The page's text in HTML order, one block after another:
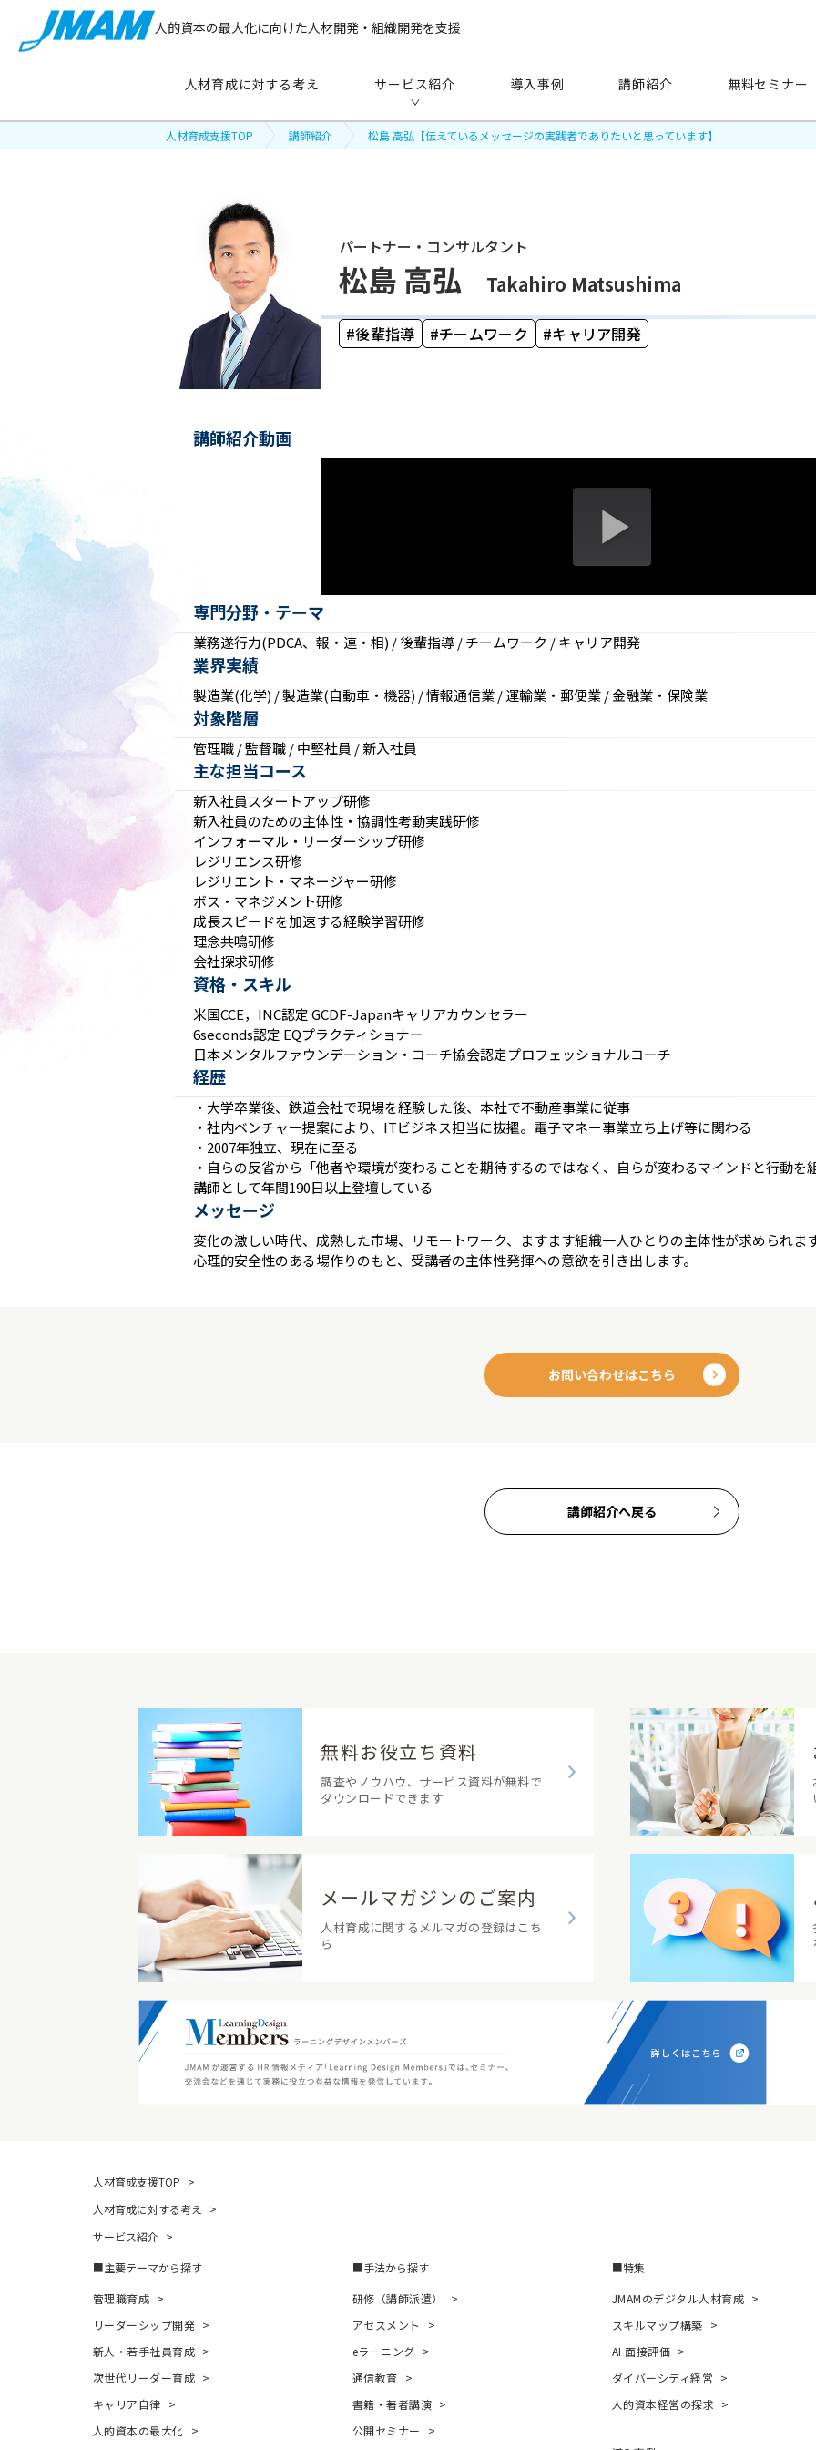
人的資本の最大化に向けた人材開発・組織開発を支援
人材育成に対する考え サービス紹介
から探す
リーダーシップ開発
新人・若手社員育成
手法から探す
研修（講師派遣）
アセスメント
公開セミナー
越境学習
導入事例 講師紹介 無料セミナー
人材育成支援TOP 講師紹介 松島 高弘【伝えているメッセージの実践者でありたいと思っています】
パートナー・コンサルタント
松島 高弘 Takahiro Matsushima
後輩指導 チームワーク キャリア開発
講師紹介動画
専門分野・テーマ
業務遂行力(PDCA、報・連・相) / 後輩指導 / チームワーク / キャリア開発
業界実績
製造業(化学) / 製造業(自動車・機器) / 情報通信業 / 運輸業・郵便業 / 金融業・保険業
対象階層
管理職 / 監督職 / 中堅社員 / 新入社員
主な担当コース
新入社員スタートアップ研修
新入社員のための主体性・協調性考動実践研修
インフォーマル・リーダーシップ研修
レジリエンス研修
レジリエント・マネージャー研修
ボス・マネジメント研修
成長スピードを加速する経験学習研修
理念共鳴研修
会社探求研修
資格・スキル
米国CCE，INC認定 GCDF-Japanキャリアカウンセラー
6seconds認定 EQプラクティショナー
日本メンタルファウンデーション・コーチ協会認定プロフェッショナルコーチ
経歴
・大学卒業後、鉄道会社で現場を経験した後、本社で不動産事業に従事
・社内ベンチャー提案により、ITビジネス担当に抜擢。電子マネー事業立ち上げ等に関わる
・2007年独立、現在に至る
・自らの反省から「他者や環境が変わることを期待するのではなく、自らが変わるマインドと行動
講師として年間190日以上登壇している
メッセージ
変化の激しい時代、成熟した市場、リモートワーク、ますます組織一人ひとりの主体性が求められま
心理的安全性のある場作りのもと、受講者の主体性発揮への意欲を引き出します。
お問い合わせはこちら
講師紹介へ戻る
無料お役立ち資料
調査やノウハウ、サービス資料が無料で
ダウンロードできます
メールマガジンのご案内
人材育成に関するメルマガの登録はこち
ら
人材育成支援TOP
人材育成に対する考え
サービス紹介
主要テーマから探す
管理職育成
リーダーシップ開発
新人・若手社員育成
次世代リーダー育成
キャリア自律
人的資本の最大化
手法から探す
研修（講師派遣）
アセスメント
eラーニング
通信教育
書籍・著者講演
公開セミナー
特集
JMAMのデジタル人材育成
スキルマップ構築
AI 面接評価
ダイバーシティ経営
人的資本経営の探求